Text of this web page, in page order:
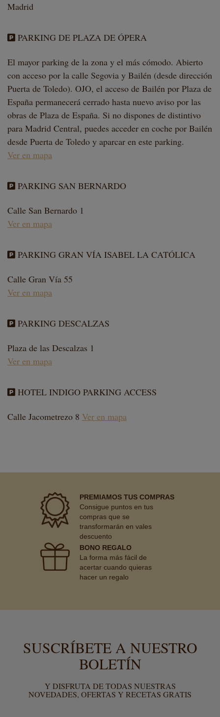
Madrid
PARKING DE PLAZA DE ÓPERA
El mayor parking de la zona y el más cómodo. Abierto
con acceso por la calle Segovia y Bailén (desde dirección
Puerta de Toledo). OJO, el acceso de Bailén por Plaza de
España permanecerá cerrado hasta nuevo aviso por las
obras de Plaza de España. Si no dispones de distintivo
para Madrid Central, puedes acceder en coche por Bailén
desde Puerta de Toledo y aparcar en este parking.
Ver en mapa
PARKING SAN BERNARDO
Calle San Bernardo 1
Ver en mapa
PARKING GRAN VÍA ISABEL LA CATÓLICA
Calle Gran Vía 55
Ver en mapa
PARKING DESCALZAS
Plaza de las Descalzas 1
Ver en mapa
HOTEL INDIGO PARKING ACCESS
Calle Jacometrezo 8 Ver en mapa
PREMIAMOS TUS COMPRAS
Consigue puntos en tus
compras que se
transformarán en vales
descuento
BONO REGALO
La forma más fácil de
acertar cuando quieras
hacer un regalo
SUSCRÍBETE A NUESTRO
BOLETÍN
Y DISFRUTA DE TODAS NUESTRAS
NOVEDADES, OFERTAS Y RECETAS GRATIS